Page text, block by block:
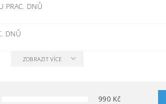
PRAC. DNŮ
DNŮ
ZOBRAZIT VÍCE
990Kč